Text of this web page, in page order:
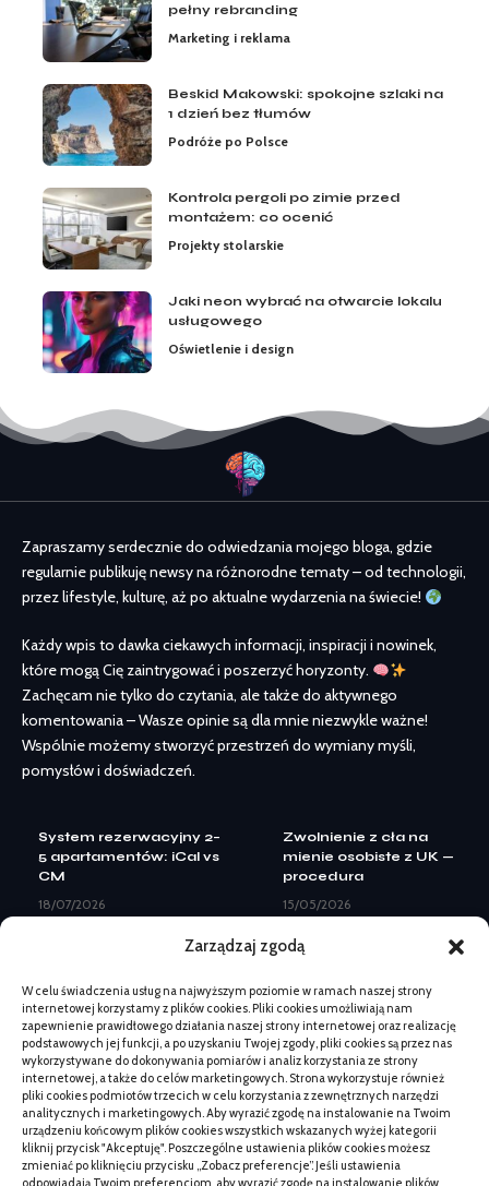
Zarządzaj zgodą
W celu świadczenia usług na najwyższym poziomie w ramach naszej strony
internetowej korzystamy z plików cookies. Pliki cookies umożliwiają nam
zapewnienie prawidłowego działania naszej strony internetowej oraz realizację
podstawowych jej funkcji, a po uzyskaniu Twojej zgody, pliki cookies są przez nas
wykorzystywane do dokonywania pomiarów i analiz korzystania ze strony
internetowej, a także do celów marketingowych. Strona wykorzystuje również
pliki cookies podmiotów trzecich w celu korzystania z zewnętrznych narzędzi
analitycznych i marketingowych. Aby wyrazić zgodę na instalowanie na Twoim
urządzeniu końcowym plików cookies wszystkich wskazanych wyżej kategorii
kliknij przycisk "Akceptuję". Poszczególne ustawienia plików cookies możesz
zmieniać po kliknięciu przycisku „Zobacz preferencje”. Jeśli ustawienia
odpowiadają Twoim preferencjom, aby wyrazić zgodę na instalowanie plików
pełny rebranding
Marketing i reklama
Beskid Makowski: spokojne szlaki na
1 dzień bez tłumów
Podróże po Polsce
Kontrola pergoli po zimie przed
montażem: co ocenić
Projekty stolarskie
Jaki neon wybrać na otwarcie lokalu
usługowego
Oświetlenie i design
Zapraszamy serdecznie do odwiedzania mojego bloga, gdzie
regularnie publikuję newsy na różnorodne tematy – od technologii,
przez lifestyle, kulturę, aż po aktualne wydarzenia na świecie!
Każdy wpis to dawka ciekawych informacji, inspiracji i nowinek,
które mogą Cię zaintrygować i poszerzyć horyzonty.
Zachęcam nie tylko do czytania, ale także do aktywnego
komentowania – Wasze opinie są dla mnie niezwykle ważne!
Wspólnie możemy stworzyć przestrzeń do wymiany myśli,
pomysłów i doświadczeń.
System rezerwacyjny 2–
5 apartamentów: iCal vs
CM
18/07/2026
08/07/2026
Kiedy zmiana logo nie
wystarczy: pełny
rebranding
07/07/2026
Beskid Makowski:
spokojne szlaki na 1
dzień bez tłumów
18/06/2026
Zwolnienie z cła na
mienie osobiste z UK —
procedura
15/05/2026
mieszkaniowej pod
27/04/2026
Jaki neon wybrać na
otwarcie lokalu
usługowego
02/06/2026
Kiedy zamówić mapę
do celów projektowych
przed budową
02/06/2026